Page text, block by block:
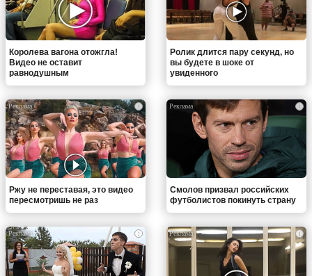
Королева вагона отожгла!
Видео не оставит
равнодушным
Ролик длится пару секунд, но
вы будете в шоке от
увиденного
i
Ржу не переставая, это видео
пересмотришь не раз
i
Смолов призвал российских
футболистов покинуть страну
i i